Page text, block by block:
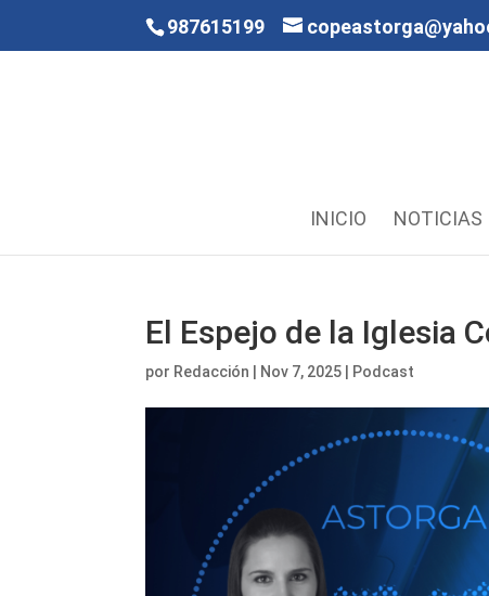
987615199
INICIO NOTICIAS
El Espejo de la Iglesia
por Redacción Nov 7, 2025 Podcast